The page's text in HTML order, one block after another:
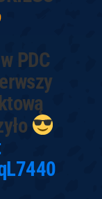
PDC